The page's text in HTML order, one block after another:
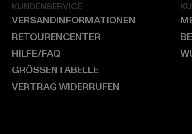
KUNDENSERVICE
VERSANDINFORMATIONEN
RETOURENCENTER
HILFE/FAQ
GRÖSSENTABELLE
VERTRAG WIDERRUFEN